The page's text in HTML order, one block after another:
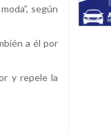
según
a él por
y repele la